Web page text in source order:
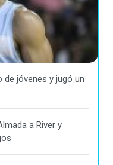
jóvenes y jugó un
a River y